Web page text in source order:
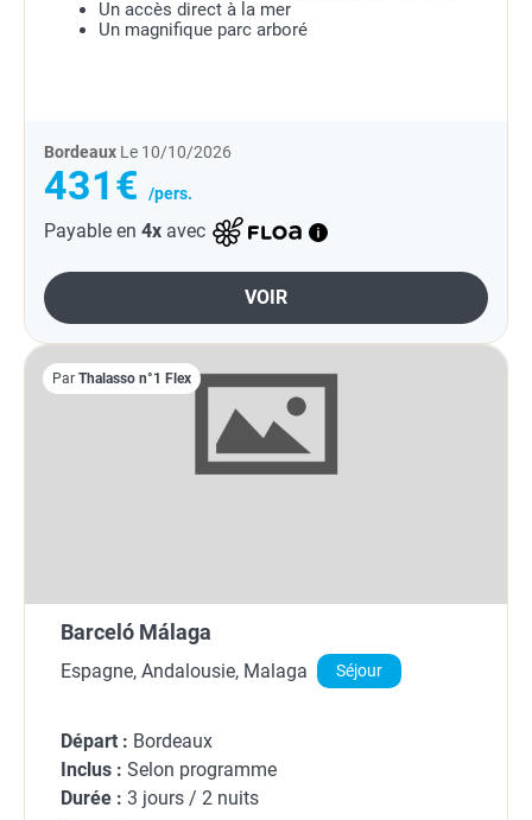
Un accès direct à la mer
Un magnifique parc arboré
Bordeaux Le 10/10/2026
431€ /pers.
Payable en 4x avec
VOIR
Par Thalasso n°1 Flex
Barceló Málaga
Espagne, Andalousie, Malaga Séjour
Départ : Bordeaux
Inclus : Selon programme
Durée : 3 jours / 2 nuits